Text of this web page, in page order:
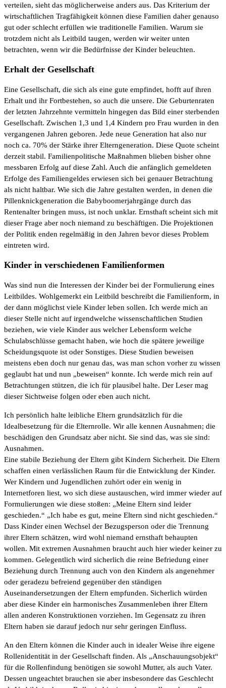
verteilen, sieht das möglicherweise anders aus. Das Kriterium der
wirtschaftlichen Tragfähigkeit können diese Familien daher genauso
gut oder schlecht erfüllen wie traditionelle Familien. Warum sie
trotzdem nicht als Leitbild taugen, werden wir weiter unten
betrachten, wenn wir die Bedürfnisse der Kinder beleuchten.
Erhalt der Gesellschaft
Eine Gesellschaft, die sich als eine gute empfindet, hofft auf ihren
Erhalt und ihr Fortbestehen, so auch die unsere. Die Geburtenraten
der letzten Jahrzehnte vermitteln hingegen das Bild einer sterbenden
Gesellschaft. Zwischen 1,3 und 1,4 Kindern pro Frau wurden in den
vergangenen Jahren geboren. Jede neue Generation hat also nur
noch ca. 70% der Stärke ihrer Elterngeneration. Diese Quote scheint
derzeit stabil. Familienpolitische Maßnahmen blieben bisher ohne
messbaren Erfolg auf diese Zahl. Auch die anfänglich gemeldeten
Erfolge des Familiengeldes erwiesen sich bei genauer Betrachtung
als nicht haltbar. Wie sich die Jahre gestalten werden, in denen die
Pillenknickgeneration die Babyboomerjahrgänge durch das
Rentenalter bringen muss, ist noch unklar. Ernsthaft scheint sich mit
dieser Frage aber noch niemand zu beschäftigen. Die Projektionen
der Politik enden regelmäßig in den Jahren bevor dieses Problem
eintreten wird.
Kinder in verschiedenen Familienformen
Was sind nun die Interessen der Kinder bei der Formulierung eines
Leitbildes. Wohlgemerkt ein Leitbild beschreibt die Familienform, in
der dann möglichst viele Kinder leben sollen. Ich werde mich an
dieser Stelle nicht auf irgendwelche wissenschaftlichen Studien
beziehen, wie viele Kinder aus welcher Lebensform welche
Schulabschlüsse gemacht haben, wie hoch die spätere jeweilige
Scheidungsquote ist oder Sonstiges. Diese Studien beweisen
meistens eben doch nur genau das, was man schon vorher zu wissen
geglaubt hat und nun „beweisen“ konnte. Ich werde mich rein auf
Betrachtungen stützen, die ich für plausibel halte. Der Leser mag
dieser Sichtweise folgen oder eben auch nicht.
Ich persönlich halte leibliche Eltern grundsätzlich für die
Idealbesetzung für die Elternrolle. Wir alle kennen Ausnahmen; die
beschädigen den Grundsatz aber nicht. Sie sind das, was sie sind:
Ausnahmen.
Eine stabile Beziehung der Eltern gibt Kindern Sicherheit. Die Eltern
schaffen einen verlässlichen Raum für die Entwicklung der Kinder.
Wer Kindern und Jugendlichen zuhört oder ein wenig in
Internetforen liest, wo sich diese austauschen, wird immer wieder auf
Formulierungen wie diese stoßen: „Meine Eltern sind leider
geschieden.“ „Ich habe es gut, meine Eltern sind nicht geschieden.“
Dass Kinder einen Wechsel der Bezugsperson oder die Trennung
ihrer Eltern schätzen, wird wohl niemand ernsthaft behaupten
wollen. Mit extremen Ausnahmen braucht auch hier wieder keiner zu
kommen. Gelegentlich wird sicherlich die reine Befriedung einer
Beziehung durch Trennung auch von den Kindern als angenehmer
oder geradezu befreiend gegenüber den ständigen
Auseinandersetzungen der Eltern empfunden. Sicherlich würden
aber diese Kinder ein harmonisches Zusammenleben ihrer Eltern
allen anderen Konstruktionen vorziehen. Im Gegensatz zu ihren
Eltern haben sie darauf jedoch nur sehr geringen Einfluss.
An den Eltern können die Kinder auch in idealer Weise ihre eigene
Rollenidentität in der Gesellschaft finden. Als „Anschauungsobjekt“
für die Rollenfindung benötigen sie sowohl Mutter, als auch Vater.
Dessen ungeachtet brauchen sie aber insbesondere das Geschlecht